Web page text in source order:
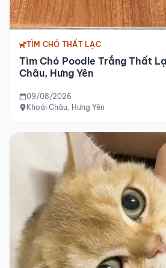
TÌM CHÓ THẤT LẠC
Tìm Chó Poodle Trắng Thất
Châu, Hưng Yên
09/08/2026
Khoái Châu, Hưng Yên